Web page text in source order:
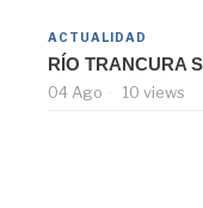
ACTUALIDAD
RÍO TRANCURA
04 Ago 10 views